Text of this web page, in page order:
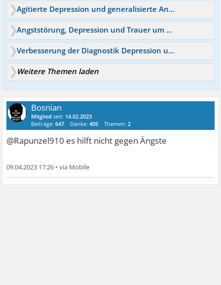
Agitierte Depression und generalisierte Angststörung
Angststörung, Depression und Trauer um mein Kind
Verbesserung der Diagnostik Depression und Angststörung
Weitere Themen laden
Bosnian
Mitglied seit: 14.02.2023
Beiträge:647 Danke:405 Themen:2
@Rapunzel910 es hilft nicht gegen Ängste
09.04.2023 17:26 •